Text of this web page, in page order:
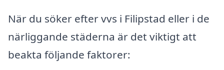
När du söker efter vvs i Filipstad eller i de
närliggande städerna är det viktigt att
beakta följande faktorer: